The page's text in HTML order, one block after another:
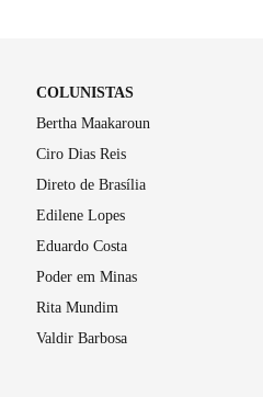
COLUNISTAS
Bertha Maakaroun
Ciro Dias Reis
Direto de Brasília
Edilene Lopes
Eduardo Costa
Poder em Minas
Rita Mundim
Valdir Barbosa